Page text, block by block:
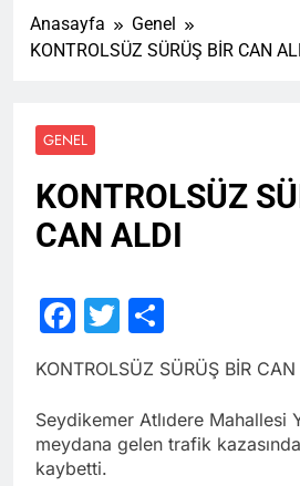
Anasayfa
Genel
KONTROLSÜZ SÜRÜŞ BİR CAN
GENEL
KONTROLSÜZ
CAN ALDI
Facebook
Twitter
KONTROLSÜZ SÜRÜŞ BİR
Seydikemer Atlıdere Mahallesi
meydana gelen trafik kazasında
kaybetti.